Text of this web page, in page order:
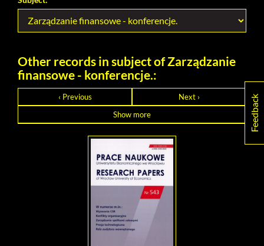
Other records in subject of Zarządzanie
finansowe - konferencje.:
‹ Previous
Next ›
Show more
Feedback